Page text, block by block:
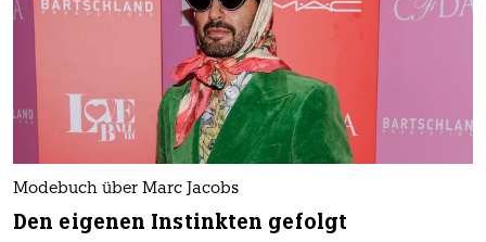
Modebuch über Marc Jacobs
Den eigenen Instinkten gefolgt